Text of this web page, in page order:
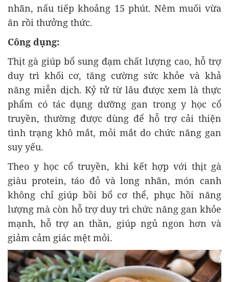
nhãn, nấu tiếp khoảng 15 phút. Nêm muối vừa
ăn rồi thưởng thức.
Công dụng:
Thịt gà giúp bổ sung đạm chất lượng cao, hỗ trợ
duy trì khối cơ, tăng cường sức khỏe và khả
năng miễn dịch. Kỷ tử từ lâu được xem là thực
phẩm có tác dụng dưỡng gan trong y học cổ
truyền, thường được dùng để hỗ trợ cải thiện
tình trạng khô mắt, mỏi mắt do chức năng gan
suy yếu.
Theo y học cổ truyền, khi kết hợp với thịt gà
giàu protein, táo đỏ và long nhãn, món canh
không chỉ giúp bồi bổ cơ thể, phục hồi năng
lượng mà còn hỗ trợ duy trì chức năng gan khỏe
mạnh, hỗ trợ an thần, giúp ngủ ngon hơn và
giảm cảm giác mệt mỏi.